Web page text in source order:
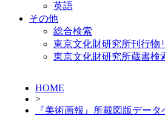
英語
その他
総合検索
東京文化財研究所刊行物
東京文化財研究所蔵書検
HOME
>
『美術画報』所載図版データ